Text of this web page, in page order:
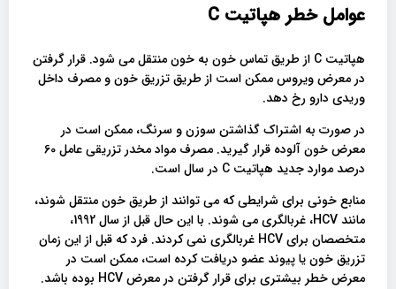
عوامل خطر هپاتیت
هپاتیت C از طریق تماس خون به خون منتقل می شود. قرار گرفتن
در معرض ویروس ممکن است از طریق تزریق خون و مصرف داخل
وریدی دارو رخ دهد.
در صورت به اشتراک گذاشتن سوزن و سرنگ، ممکن است در
معرض خون آلوده قرار گیرید. مصرف مواد مخدر تزریقی عامل 60
درصد موارد جدید هپاتیت C در سال است.
منابع خونی برای شرایطی که می توانند از طریق خون منتقل شوند،
مانند HCV، غربالگری می شوند. با این حال قبل از سال 1992،
متخصصان برای HCV غربالگری نمی کردند. فرد که قبل از این زمان
تزریق خون یا پیوند عضو دریافت کرده است، ممکن است در
معرض خطر بیشتری برای قرار گرفتن در معرض HCV بوده باشد.